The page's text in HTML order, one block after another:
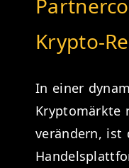
Krypto-
In einer
Kryptomärkte
verändern, ist